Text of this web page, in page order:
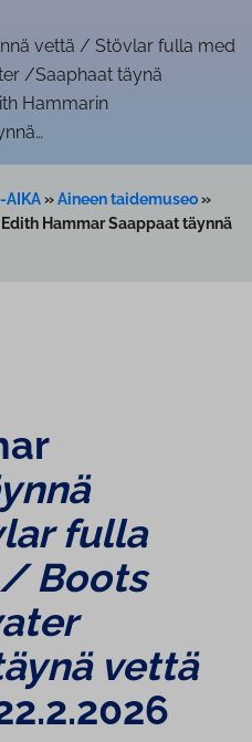
vettä / Stövlar fulla med
/Saaphaat täynä
Hammarin
AIKA»Aineen taidemuseo»
Edith Hammar Saappaat täynnä
fulla
Boots
vettä